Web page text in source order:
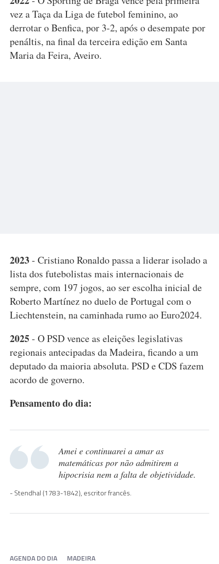
vez a Taça da Liga de futebol feminino, ao
derrotar o Benfica, por 3-2, após o desempate por
penáltis, na final da terceira edição em Santa
Maria da Feira, Aveiro.
2023- Cristiano Ronaldo passa a liderar isolado a
lista dos futebolistas mais internacionais de
sempre, com 197 jogos, ao ser escolha inicial de
Roberto Martínez no duelo de Portugal com o
Liechtenstein, na caminhada rumo ao Euro2024.
2025- O PSD vence as eleições legislativas
regionais antecipadas da Madeira, ficando a um
deputado da maioria absoluta. PSD e CDS fazem
acordo de governo.
Pensamento do dia:
Amei e continuarei a amar as
matemáticas por não admitirem a
hipocrisia nem a falta de objetividade.
Stendhal (1783-1842), escritor francês.
AGENDA DO DIA MADEIRA